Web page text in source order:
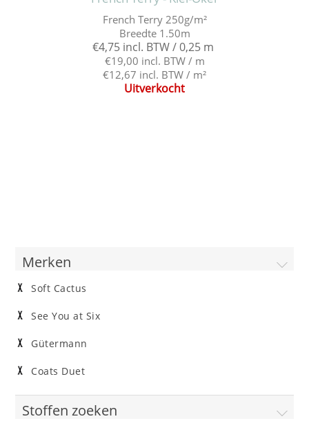
French Terry 250g/m²
Breedte 1.50m
€4,75 incl. BTW / 0,25 m
€19,00 incl. BTW / m
€12,67 incl. BTW / m²
Uitverkocht
Merken
Soft Cactus
See You at Six
Gütermann
Coats Duet
Stoffen zoeken